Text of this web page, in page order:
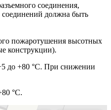
соединения,
должна быть
пожаротушения высотных
конструкции).
до +80 °C. При снижении
°C.